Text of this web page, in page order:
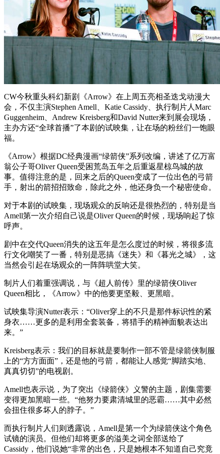
CW今秋重头科幻新剧《Arrow》在上周五亮相圣迭戈动漫大
会，不仅主演Stephen Amell、Katie Cassidy、执行制片人Marc
Guggenheim、Andrew Kreisberg和David Nutter来到展会现场，
主办方还“全球首播”了本剧的试映集，让在场的粉丝们一饱眼
福。
《Arrow》根据DC经典漫画“绿箭侠”系列改编，讲述了亿万富
翁公子哥Oliver Queen受困荒岛五年之后重返星椋鸟城的故
事。值得注意的是，回来之后的Queen变成了一位出色的弓箭
手，射出的箭招招致命，除此之外，他还身负一个秘密使命。
对于本剧的试映集，现场观众的反响还是很热烈的，特别是当
Amell第一次介绍自己说是Oliver Queen的时候，现场响起了惊
呼声。
剧中在交代Queen消失的这五年是怎么度过的时候，将很多流
行文化嘲笑了一番，特别是恶搞《迷失》和《暮光之城》，这
当然会引起在场观众的一阵阵哄堂大笑。
制片人们着重强调说，与《超人前传》里的绿箭侠Oliver
Queen相比，《Arrow》中的他要更坚毅、更黑暗。
试映集导演Nutter表示：“Oliver穿上的不只是那件标识性的紧
身衣……更多的是利用全套装备，将猎手的精神面貌表达出
来。”
Kreisberg表示：我们的目标就是要制作一部不管是绿箭侠制服
上的“方方面面”，还是他的弓箭，都能让人感觉“脚踏实地、
真真切切”的电视剧。
Amell也表示说，为了突出《绿箭侠》义警的主题，剧集需要
变得更加黑暗一些。“他努力要肃清城里的恶霸……其中必然
会扭住很多坏人的脖子。”
而执行制片人们则透露说，Amell是第一个为绿箭侠这个角色
试镜的演员。但他们却将更多的溢美之词全部送给了
Cassidy，他们说她“非常的出色，只是她根本不知道自己究竟